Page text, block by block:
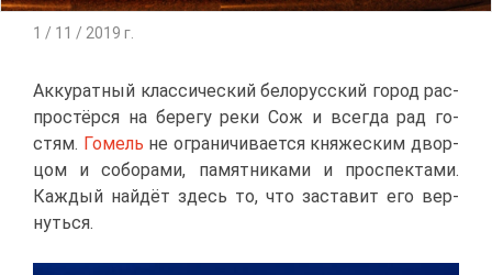
1 / 11 / 2019 г.
Ак­ку­рат­ный клас­си­че­ский бе­ло­рус­ский го­род рас­
про­стёр­ся на бе­ре­гу ре­ки Сож и все­гда рад го­
стям. Го­мель не огра­ни­чи­ва­ет­ся кня­же­ским двор­
цом и со­бо­ра­ми, па­мят­ни­ка­ми и про­спек­та­ми.
Каж­дый най­дёт здесь то, что за­ста­вит его вер­
нуть­ся.